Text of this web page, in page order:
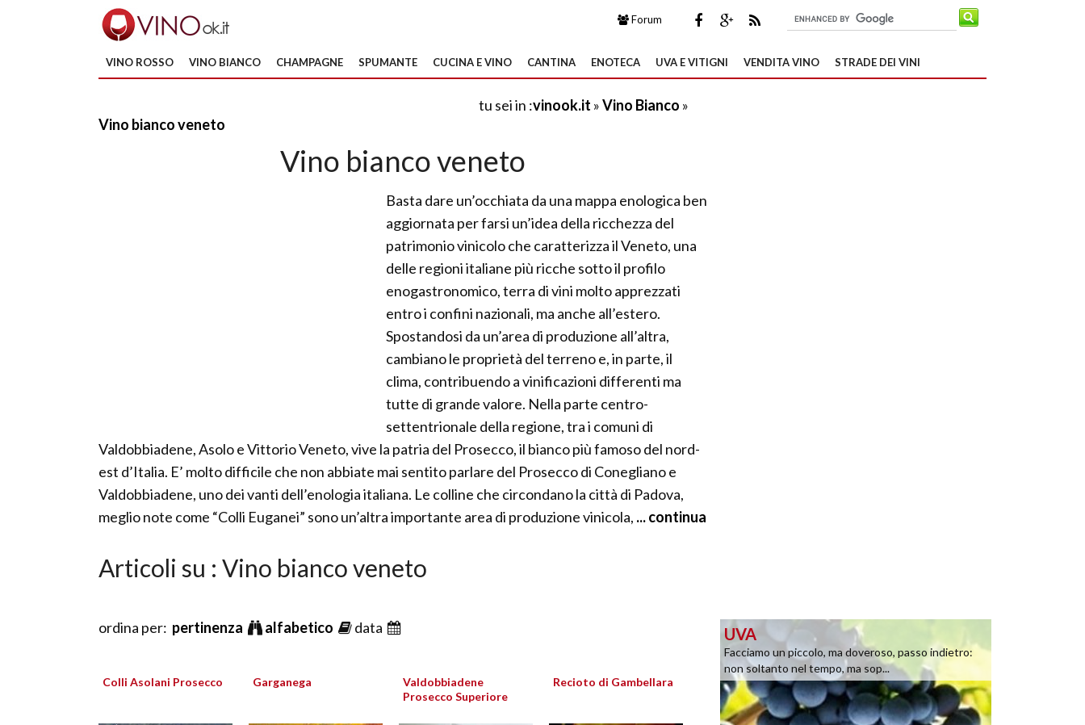
Forum
VINO ROSSO VINO BIANCO CHAMPAGNE SPUMANTE CUCINA E VINO CANTINA ENOTECA UVA E VITIGNI VENDITA VINO STRADE DEI VINI
tu sei in :vinook.it »Vino Bianco »
Vino bianco veneto
Vino bianco veneto
Basta dare un’occhiata da una mappa enologica ben
aggiornata per farsi un’idea della ricchezza del
patrimonio vinicolo che caratterizza il Veneto, una
delle regioni italiane più ricche sotto il profilo
enogastronomico, terra di vini molto apprezzati
entro i confini nazionali, ma anche all’estero.
Spostandosi da un’area di produzione all’altra,
cambiano le proprietà del terreno e, in parte, il
clima, contribuendo a vinificazioni differenti ma
tutte di grande valore. Nella parte centro-
settentrionale della regione, tra i comuni di
Valdobbiadene, Asolo e Vittorio Veneto, vive la patria del Prosecco, il bianco più famoso del nord-
est d’Italia. E’ molto difficile che non abbiate mai sentito parlare del Prosecco di Conegliano e
Valdobbiadene, uno dei vanti dell’enologia italiana. Le colline che circondano la città di Padova,
meglio note come “Colli Euganei” sono un’altra importante area di produzione vinicola, ... continua
Articoli su : Vino bianco veneto
ordina per: pertinenza alfabetico data
Colli Asolani Prosecco Garganega
Valdobbiadene
Prosecco Superiore
Recioto di Gambellara
UVA
Facciamo un piccolo, ma doveroso, passo indietro:
non soltanto nel tempo, ma sop...